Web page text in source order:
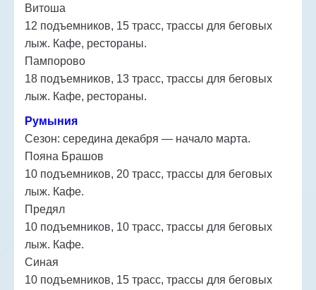
Витоша
12 подъемников, 15 трасс, трассы для беговых
лыж. Кафе, рестораны.
Пампорово
18 подъемников, 13 трасс, трассы для беговых
лыж. Кафе, рестораны.
Румыния
Сезон: середина декабря — начало марта.
Пояна Брашов
10 подъемников, 20 трасс, трассы для беговых
лыж. Кафе.
Предял
10 подъемников, 10 трасс, трассы для беговых
лыж. Кафе.
Синая
10 подъемников, 15 трасс, трассы для беговых